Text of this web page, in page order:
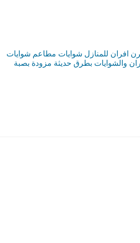
افران للمنازل شوايات مطاعم شوايات
والشوايات بطرق حديثة مزودة بصبة